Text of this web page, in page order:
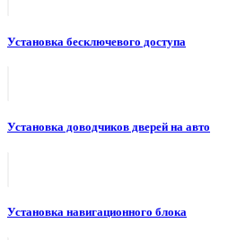
Установка бесключевого доступа
Установка доводчиков дверей на авто
Установка навигационного блока